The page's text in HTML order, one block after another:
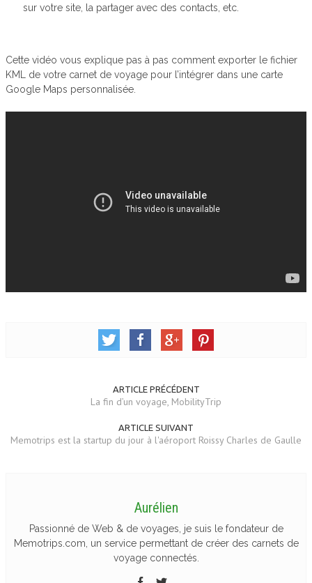
sur votre site, la partager avec des contacts, etc.
Cette vidéo vous explique pas à pas comment exporter le fichier
KML de votre carnet de voyage pour l’intégrer dans une carte
Google Maps personnalisée.
ARTICLE PRÉCÉDENT
La fin d’un voyage, MobilityTrip
ARTICLE SUIVANT
Memotrips est la startup du jour à l'aéroport Roissy Charles de Gaulle
Aurélien
Passionné de Web & de voyages, je suis le fondateur de
Memotrips.com, un service permettant de créer des carnets de
voyage connectés.